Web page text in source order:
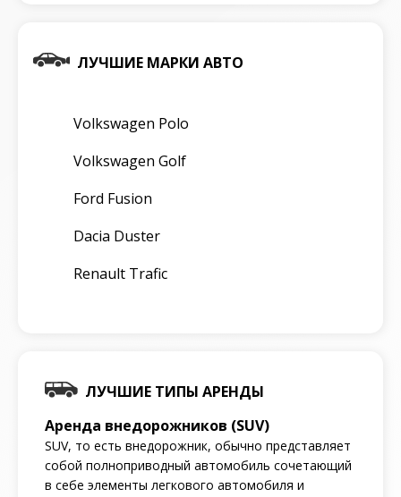
ЛУЧШИЕ МАРКИ АВТО
Volkswagen Polo
Volkswagen Golf
Ford Fusion
Dacia Duster
Renault Trafic
ЛУЧШИЕ ТИПЫ АРЕНДЫ
Аренда внедорожников (SUV)
SUV, то есть внедорожник, обычно представляет
собой полноприводный автомобиль сочетающий
в себе элементы легкового автомобиля и